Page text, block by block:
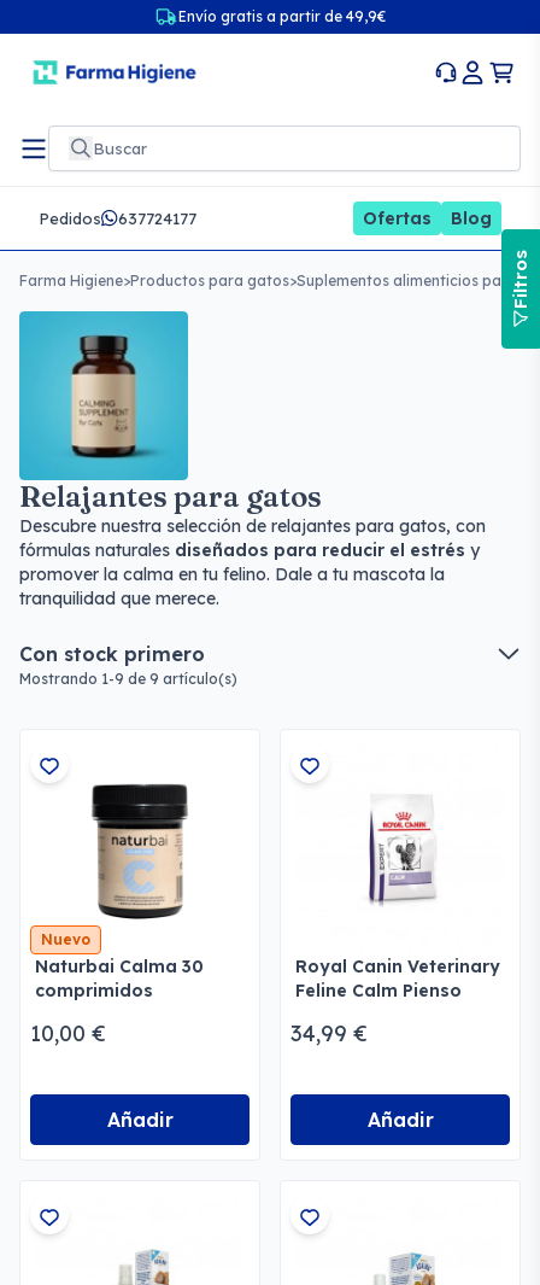
Envío gratis a partir de 49,9€
Pedidos 637724177 Ofertas Blog
Farma Higiene>Productos para gatos>Suplementos alimenticios para
Relajantes para gatos
Descubre nuestra selección de relajantes para gatos, con
fórmulas naturales diseñados para reducir el estrés y
promover la calma en tu felino. Dale a tu mascota la
tranquilidad que merece.
Con stock primero
Mostrando 1-9 de 9 artículo(s)
Nuevo
Naturbai Calma 30
comprimidos
10,00 €
Añadir
Royal Canin Veterinary
Feline Calm Pienso
34,99 €
Añadir
Filtros